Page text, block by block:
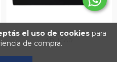
el uso de cookiespara
de compra.
PLAFÓN CUADRADO NEGRO -
APLICAR